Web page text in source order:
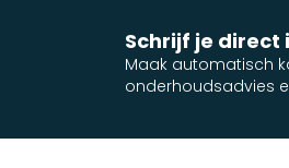
Schrijf je direct
Maak automatisch
onderhoudsadvies